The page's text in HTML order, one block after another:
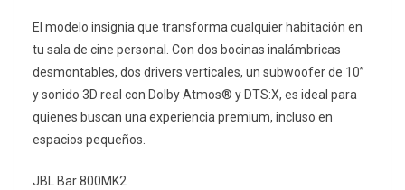
El modelo insignia que transforma cualquier habitación en
tu sala de cine personal. Con dos bocinas inalámbricas
desmontables, dos drivers verticales, un subwoofer de 10”
y sonido 3D real con Dolby Atmos® y DTS:X, es ideal para
quienes buscan una experiencia premium, incluso en
espacios pequeños.
JBL Bar 800MK2